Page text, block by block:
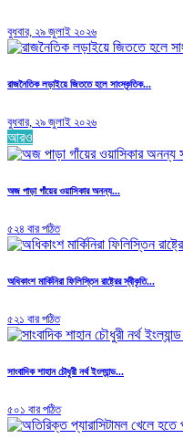
বুধবার, ২৯ জুলাই ২০২৬
রাজনৈতিক লড়াইয়ে জিততে হলে সাংস্কৃতিক...
বুধবার, ২৯ জুলাই ২০২৬
আরও
অজ পাড়া গাঁয়ের ওয়াসিকার অনন্য...
৫২৪ বার পঠিত
অধিকাংশ মার্কিনিরা ফিলিস্তিন রাষ্ট্রের স্বীকৃতি...
৫২১ বার পঠিত
সাংবাদিক শাহান চৌধুরী নর্থ ইংল্যান্ড...
৫০১ বার পঠিত